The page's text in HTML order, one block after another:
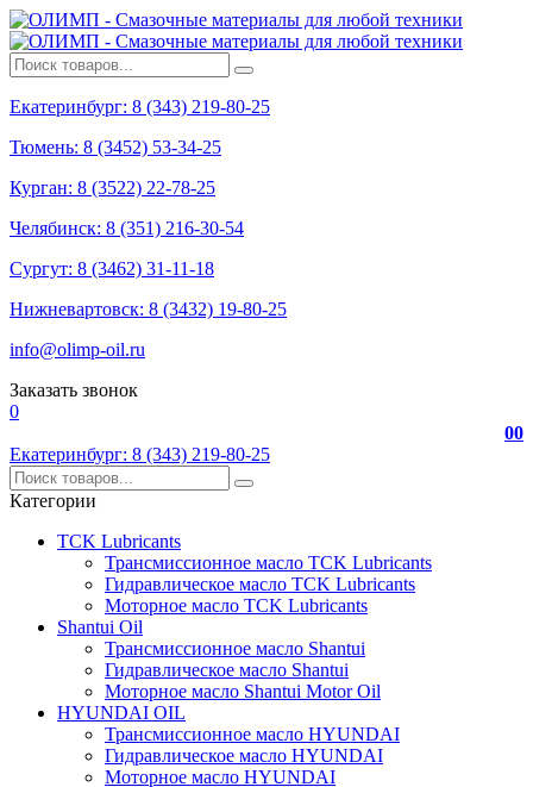
Екатеринбург: 8 (343) 219-80-25
Тюмень: 8 (3452) 53-34-25
Курган: 8 (3522) 22-78-25
Челябинск: 8 (351) 216-30-54
Сургут: 8 (3462) 31-11-18
Нижневартовск: 8 (3432) 19-80-25
info@olimp-oil.ru
Заказать звонок
0
00
Екатеринбург: 8 (343) 219-80-25
Категории
TCK Lubricants
Трансмиссионное масло TCK Lubricants
Гидравлическое масло TCK Lubricants
Моторное масло TCK Lubricants
Shantui Oil
Трансмиссионное масло Shantui
Гидравлическое масло Shantui
Моторное масло Shantui Motor Oil
HYUNDAI OIL
Трансмиссионное масло HYUNDAI
Гидравлическое масло HYUNDAI
Моторное масло HYUNDAI